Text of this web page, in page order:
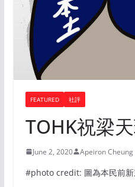
FEATURED 社評
TOHK祝梁
June 2, 2020 Apeiron Cheung
#photo credit: 圖為本民前新